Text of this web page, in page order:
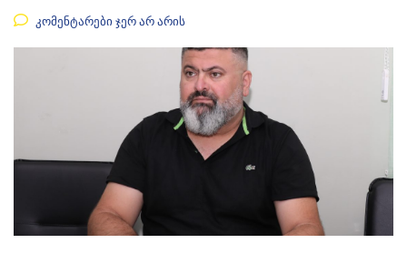
კომენტარები ჯერ არ არის